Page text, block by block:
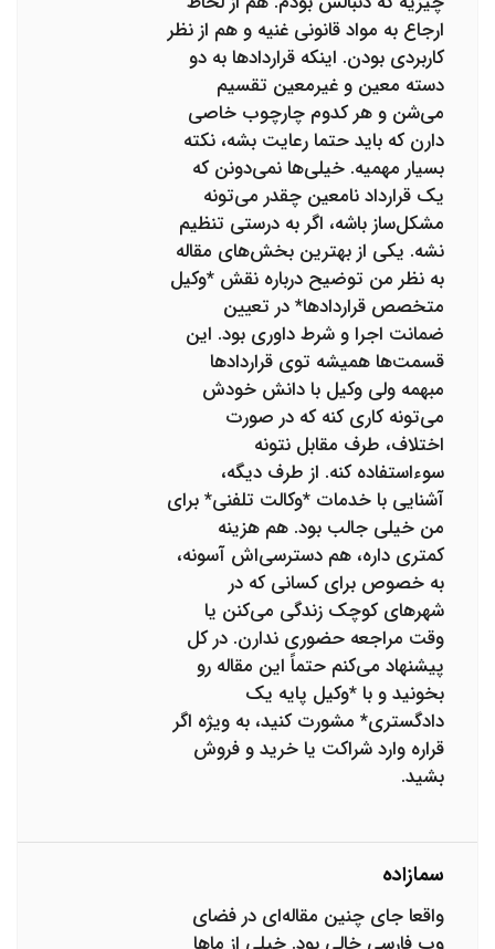
ارجاع به مواد قانونی غنیه و هم از نظر
کاربردی بودن. اینکه قراردادها به دو
دسته معین و غیرمعین تقسیم
می‌شن و هر کدوم چارچوب خاصی
دارن که باید حتما رعایت بشه، نکته
بسیار مهمیه. خیلی‌ها نمی‌دونن که
یک قرارداد نامعین چقدر می‌تونه
مشکل‌ساز باشه، اگر به درستی تنظیم
نشه. یکی از بهترین بخش‌های مقاله
به نظر من توضیح درباره نقش *وکیل
متخصص قراردادها* در تعیین
ضمانت اجرا و شرط داوری بود. این
قسمت‌ها همیشه توی قراردادها
مبهمه ولی وکیل با دانش خودش
می‌تونه کاری کنه که در صورت
اختلاف، طرف مقابل نتونه
سوءاستفاده کنه. از طرف دیگه،
آشنایی با خدمات *وکالت تلفنی* برای
من خیلی جالب بود. هم هزینه
کمتری داره، هم دسترسی‌اش آسونه،
به خصوص برای کسانی که در
شهرهای کوچک زندگی می‌کنن یا
وقت مراجعه حضوری ندارن. در کل
پیشنهاد می‌کنم حتماً این مقاله رو
بخونید و با *وکیل پایه یک
دادگستری* مشورت کنید، به ویژه اگر
قراره وارد شراکت یا خرید و فروش
بشید.
سمازاده
واقعا جای چنین مقاله‌ای در فضای